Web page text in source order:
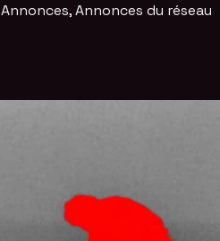
Annonces,Annonces du réseau